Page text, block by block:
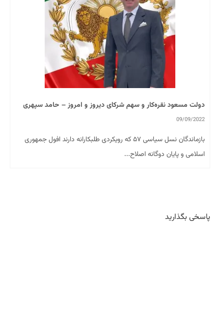
دولت مسعود نقره‌کار و سهم شرکای دیروز و امروز – حامد سپهری
09/09/2022
بازماندگان نسل سیاسی ۵۷ که رویکردی طلبکارانه دارند افول جمهوری
اسلامی و پایان دوگانه اصلاح...
پاسخی بگذارید